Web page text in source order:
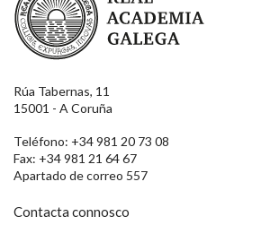
Rúa Tabernas, 11
15001 - A Coruña
Teléfono: +34 981 20 73 08
Fax: +34 981 21 64 67
Apartado de correo 557
Contacta connosco